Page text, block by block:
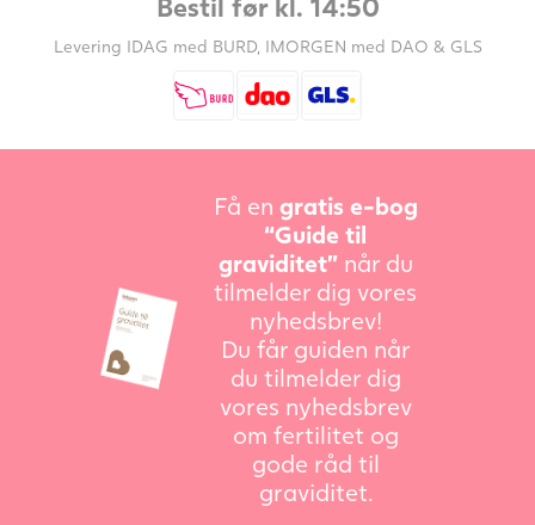
Levering IDAG med BURD, IMORGEN med DAO & GLS
Få en gratis e-bog
“Guide til
graviditet”når du
tilmelder dig vores
nyhedsbrev!
Du får guiden når
du tilmelder dig
vores nyhedsbrev
om fertilitet og
gode råd til
graviditet.